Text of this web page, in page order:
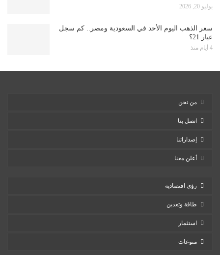
يوليو 20, 2026
سعر الذهب اليوم الأحد في السعودية ومصر.. كم سجل
عيار 21؟
4 أيام منذ
من نحن
اتصل بنا
إصداراتنا
أعلن معنا
رؤى اقتصادية
طاقة وتعدين
استثمار
منوعات